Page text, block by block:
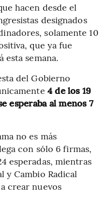
hacen desde el
designados
solamente 10
que ya fue
esta semana.
del Gobierno
4 de los 19
esperaba al menos 7
no es más
con sólo 6 firmas,
esperadas, mientras
y Cambio Radical
crear nuevos